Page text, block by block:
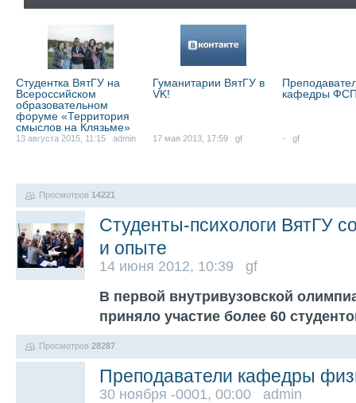
Студентка ВятГУ на
Всероссийском
образовательном
форуме «Территория
смыслов на Клязьме»
13 августа 2015, 11:15 admin
Гуманитарии ВятГУ в
VK!
17 мая 2013, 17:59 gf
кафедры
- gf
Просмотров 14221
Студенты-психологи ВятГУ
и опыте
14 июня 2012, 10:39 gf
В первой внутривузовской
приняло участие более 60
Просмотров 28287
Преподаватели кафедры
30 ноября -0001, 00:00 admin